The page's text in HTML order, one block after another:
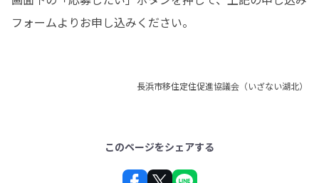
フォームよりお申し込みください。
長浜市移住定住促進協議会（いざない湖北）
このページをシェアする